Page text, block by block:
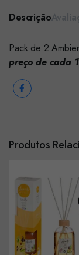
Descrição
Pack de 2
preço de cada
Produtos